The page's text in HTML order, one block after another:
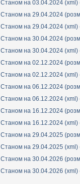
Станом на 03.04.2024
Станом на 29.04.2024
Станом на 29.04.2024
Станом на 30.04.2024
Станом на 30.04.2024
Станом на 02.12.2024
Станом на 02.12.2024
Станом на 06.12.2024
Станом на 06.12.2024
Станом на 16.12.2024
Станом на 16.12.2024
Станом на 29.04.2025
Станом на 29.04.2025
Станом на 30.04.2026
Станом на 30.04.2026